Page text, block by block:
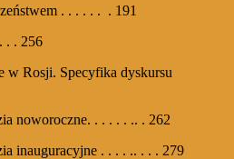
. . . . . . . 191
. . 256
w Rosji. Specyfika dyskursu
noworoczne. . . . . . .. . 262
inauguracyjne . . . . .. . . . 279